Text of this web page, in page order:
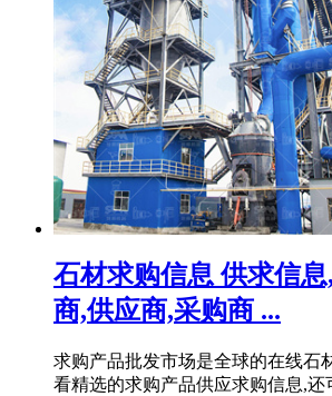
石材求购信息 供求信息
商,供应商,采购商 ...
求购产品批发市场是全球的在线石
看精选的求购产品供应求购信息,